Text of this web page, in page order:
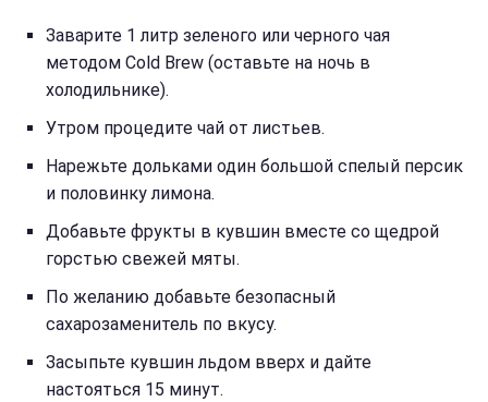
Заварите 1 литр зеленого или черного чая
методом Cold Brew (оставьте на ночь в
холодильнике).
Утром процедите чай от листьев.
Нарежьте дольками один большой спелый персик
и половинку лимона.
Добавьте фрукты в кувшин вместе со щедрой
горстью свежей мяты.
По желанию добавьте безопасный
сахарозаменитель по вкусу.
Засыпьте кувшин льдом вверх и дайте
настояться 15 минут.